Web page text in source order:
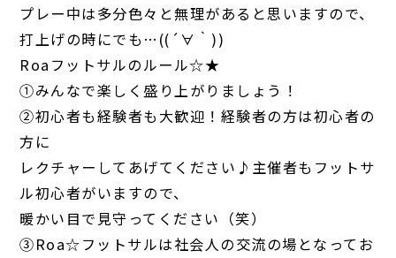
プレー中は多分色々と無理があると思いますので、
打上げの時にでも…((´∀｀))
Roaフットサルのルール☆★
①みんなで楽しく盛り上がりましょう！
②初心者も経験者も大歓迎！経験者の方は初心者の
方に
レクチャーしてあげてください♪主催者もフットサ
ル初心者がいますので、
暖かい目で見守ってください（笑）
③Roa☆フットサルは社会人の交流の場となってお